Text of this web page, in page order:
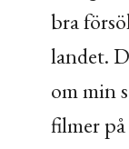
bra
landet.
om min
filmer